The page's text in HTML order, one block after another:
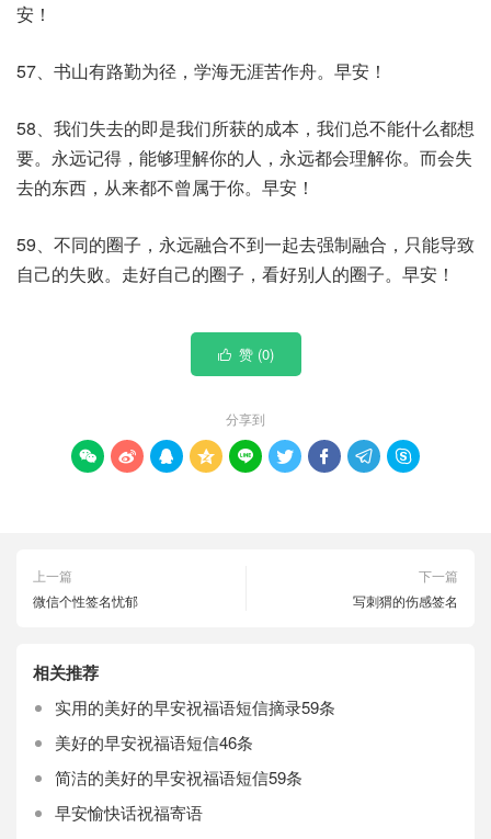
安！
57、书山有路勤为径，学海无涯苦作舟。早安！
58、我们失去的即是我们所获的成本，我们总不能什么都想
要。永远记得，能够理解你的人，永远都会理解你。而会失
去的东西，从来都不曾属于你。早安！
59、不同的圈子，永远融合不到一起去强制融合，只能导致
自己的失败。走好自己的圈子，看好别人的圈子。早安！
 赞 (0)
分享到
        
上一篇
微信个性签名忧郁
下一篇
写刺猬的伤感签名
相关推荐
实用的美好的早安祝福语短信摘录59条
美好的早安祝福语短信46条
简洁的美好的早安祝福语短信59条
早安愉快话祝福寄语